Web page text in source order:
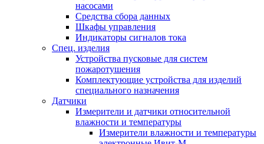
насосами
Средства сбора данных
Шкафы управления
Индикаторы сигналов тока
Спец. изделия
Устройства пусковые для систем
пожаротушения
Комплектующие устройства для изделий
специального назначения
Датчики
Измерители и датчики относительной
влажности и температуры
Измерители влажности и температуры